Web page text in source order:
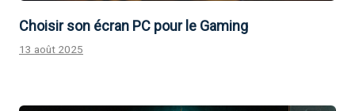
Choisir son écran PC pour le Gaming
13 août 2025